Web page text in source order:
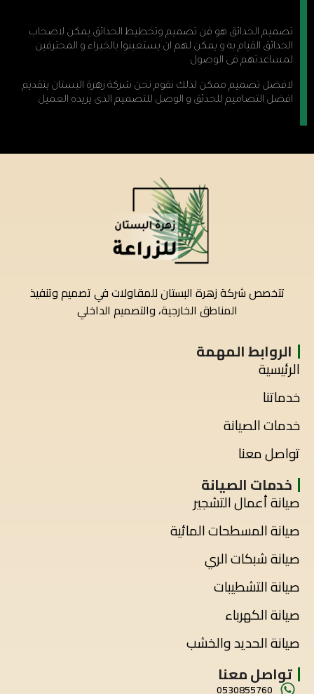
تصميم الحدائق هو فن تصميم وتخطيط الحدائق يمكن لاصحاب
الحدائق القيام به و يمكن لهم ان يستعينوا بالخبراء و المحترفين
لمساعدتهم فى الوصول
لافضل تصميم ممكن لذلك نقوم نحن شركة زهرة البستان بتقديم
افضل التصاميم للحدئق و الوصل للتصميم الذى يريده العميل
تتخصص شركة زهرة البستان للمقاولات في تصميم وتنفيذ
المناطق الخارجية، والتصميم الداخلي
الروابط المهمة
الرئيسية
خدماتنا
خدمات الصيانة
تواصل معنا
خدمات الصيانة
صيانة أعمال التشجير
صيانة المسطحات المائية
صيانة شبكات الري
صيانة التشطيبات
صيانة الكهرباء
صيانة الحديد والخشب
تواصل معنا
0530855760